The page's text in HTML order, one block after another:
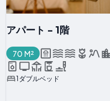
アパート - 1階
70 M²
1ダブルベッド